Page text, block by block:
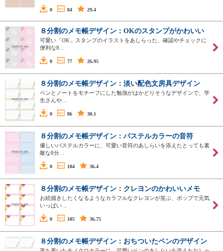
0 84 29.4
８分割のメモ帳デザイン：OKのスタンプがかわいい
可愛い「OK」スタンプのイラストをあしらった、確認やチェックに
便利な8…
0 77 26.95
８分割のメモ帳デザイン：淡い配色文房具デザイン
ペンとノートをモチーフにした勉強がはかどりそうなデザインで、学
生さんや…
0 86 30.1
８分割のメモ帳デザイン：パステルカラーの音符
優しいパステルカラーに、可愛い音符のあしらいを添えたとっても素
敵な8分…
0 104 36.4
８分割のメモ帳デザイン：クレヨンのかわいいメモ
お絵描きしたくなるようなカラフルなクレヨンが並ぶ、ポップで元気
いっぱい…
0 105 36.75
８分割のメモ帳デザイン：おちついたペンのデザイン